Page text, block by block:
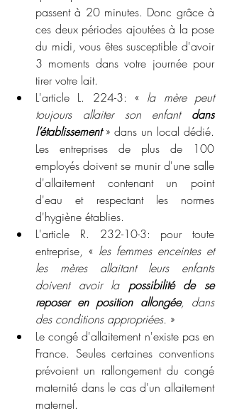
passent à 20 minutes. Donc grâce à
ces deux périodes ajoutées à la pose
du midi, vous êtes susceptible d'avoir
3 moments dans votre journée pour
tirer votre lait.
L'article L. 224-3: « la mère peut
toujours allaiter son enfant dans
l’établissement » dans un local dédié.
Les entreprises de plus de 100
employés doivent se munir d'une salle
d'allaitement contenant un point
d'eau et respectant les normes
d'hygiène établies.
L'article R. 232-10-3: pour toute
entreprise, « les femmes enceintes et
les mères allaitant leurs enfants
doivent avoir la possibilité de se
reposer en position allongée, dans
des conditions appropriées. »
Le congé d'allaitement n'existe pas en
France. Seules certaines conventions
prévoient un rallongement du congé
maternité dans le cas d'un allaitement
maternel.